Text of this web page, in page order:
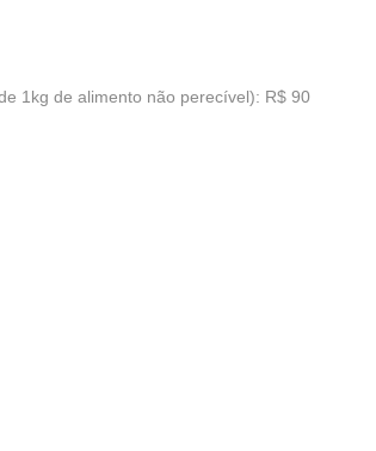
1kg de alimento não perecível): R$ 90